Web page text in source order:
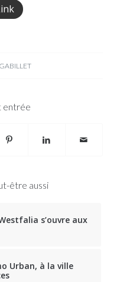
entrée
être aussi
s’ouvre aux
Urban, à la ville